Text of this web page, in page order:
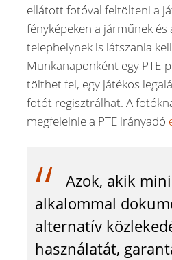
ellátott fotóval feltölteni a
fényképeken a járműnek és
telephelynek is látszania
Munkanaponként egy PTE-
tölthet fel, egy játékos
fotót regisztrálhat. A
megfelelnie a PTE irányadó
Azok, akik
alkalommal
alternatív
használatát,